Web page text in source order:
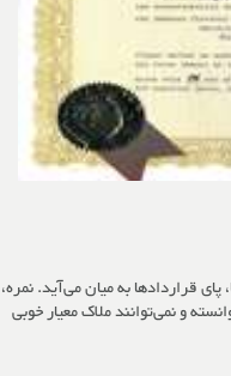
قراردادها به میان می‌آید. نمره،
و نمی‌توانند ملاک معیار خوبی